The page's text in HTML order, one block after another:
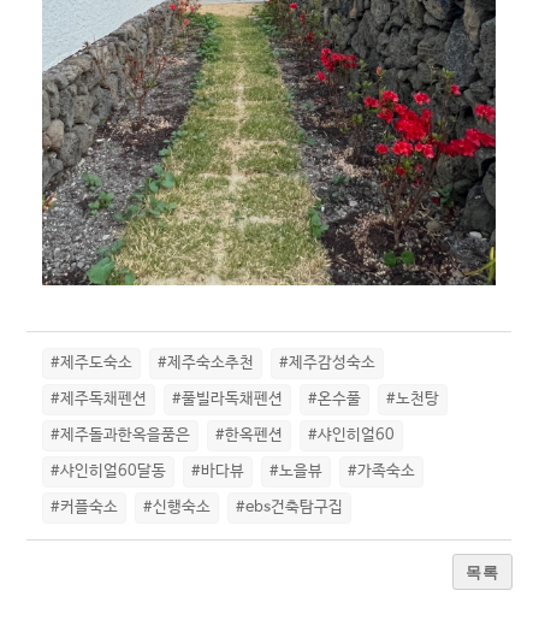
#제주도숙소 #제주숙소추천
#제주감성숙소
#제주독채펜션
#풀빌라독채펜션 #온수풀
#노천탕
#제주돌과한옥을품은
#한옥펜션
#샤인히얼60
#샤인히얼60달동
#바다뷰 #노을뷰
#가족숙소
#커플숙소
#신행숙소 #ebs건축탐구집
목록